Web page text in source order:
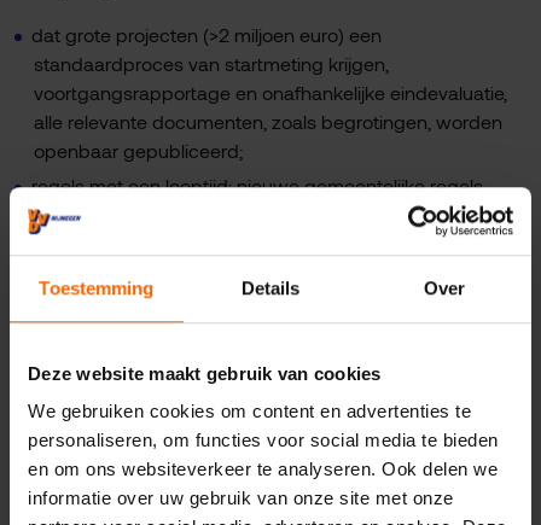
Toestemming Details Over
Deze website maakt gebruik van cookies
We gebruiken cookies om content en advertenties te
personaliseren, om functies voor social media te bieden
en om ons websiteverkeer te analyseren. Ook delen we
informatie over uw gebruik van onze site met onze
dat grote projecten (>2 miljoen euro) een
standaardproces van startmeting krijgen,
voortgangsrapportage en onafhankelijke eindevaluatie,
alle relevante documenten, zoals begrotingen, worden
openbaar gepubliceerd;
regels met een looptijd: nieuwe gemeentelijke regels
krijgen een horizonbepaling en worden periodiek
geëvalueerd op effectiviteit en actualiteit;
inspraak borgen: politieke avonden blijven de primaire
plek voor participatie, aangevuld met andere vormen van
voorafgaand aan besluiten hun stem kunnen laten horen;
Betalen wat het kost en ruimte voor initiatief